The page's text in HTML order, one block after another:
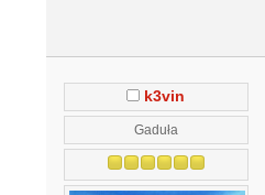
k3vin
Gaduła